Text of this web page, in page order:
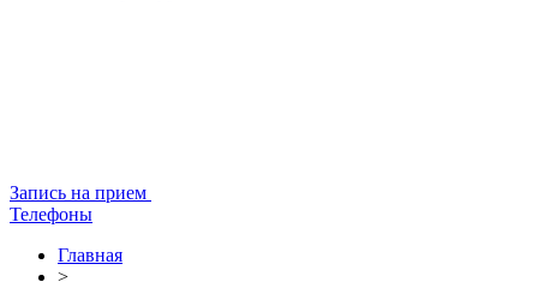
Запись на прием
Телефоны
Главная
>